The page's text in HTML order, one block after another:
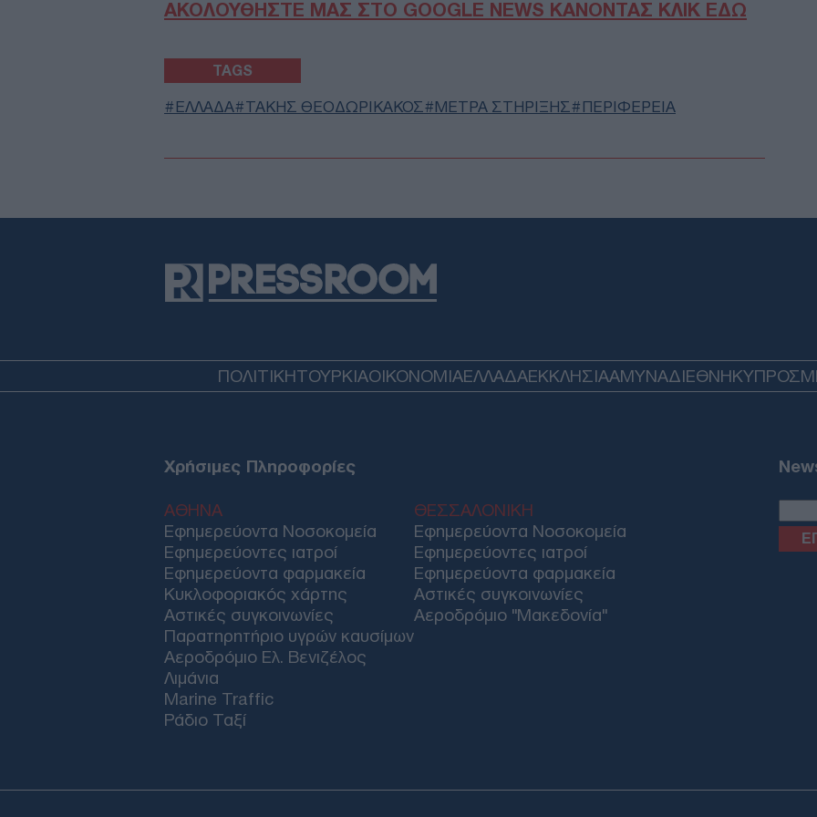
ΑΚΟΛΟΥΘΗΣΤΕ ΜΑΣ ΣΤΟ GOOGLE NEWS ΚΑΝΟΝΤΑΣ ΚΛΙΚ ΕΔΩ
TAGS
ΕΛΛΑΔΑ ΤΑΚΗΣ ΘΕΟΔΩΡΙΚΑΚΟΣ ΜΕΤΡΑ ΣΤΗΡΙΞΗΣ ΠΕΡΙΦΕΡΕΙΑ
ΠΟΛΙΤΙΚΗΤΟΥΡΚΙΑΟΙΚΟΝΟΜΙΑΕΛΛΑΔΑΕΚΚΛΗΣΙΑΑΜΥΝΑΔΙΕΘΝΗΚΥΠΡΟΣ
Χρήσιμες Πληροφορίες
ΑΘΗΝΑ
Εφημερεύοντα Νοσοκομεία
Εφημερεύοντες ιατροί
Εφημερεύοντα φαρμακεία
Κυκλοφοριακός χάρτης
Αστικές συγκοινωνίες
Παρατηρητήριο υγρών καυσίμων
Αεροδρόμιο Ελ. Βενιζέλος
Λιμάνια
Marine Traffic
Ράδιο Ταξί
ΘΕΣΣΑΛΟΝΙΚΗ
Εφημερεύοντα Νοσοκομεία
Εφημερεύοντες ιατροί
Εφημερεύοντα φαρμακεία
Αστικές συγκοινωνίες
Αεροδρόμιο "Μακεδονία"